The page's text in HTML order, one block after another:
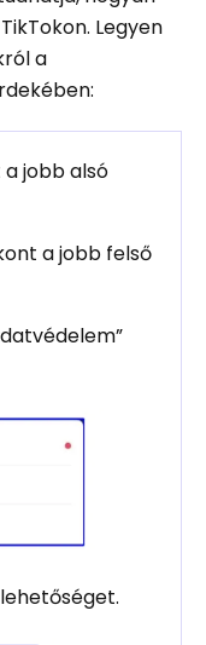
Legyen
a
a jobb alsó
a jobb felső